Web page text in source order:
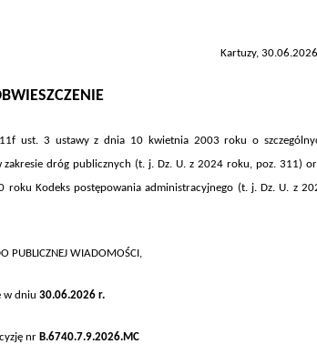
Kartuzy,
ust. 3 ustawy z dnia 10 kwietnia 2003 roku o
dróg publicznych (t. j. Dz. U. z 2024 roku, poz. 311)
Kodeks postępowania administracyjnego (t. j. Dz. U. z
PUBLICZNEJ WIADOMOŚCI,
w dniu 30.06.2026r.
nr B.6740.7.9.2026.MC